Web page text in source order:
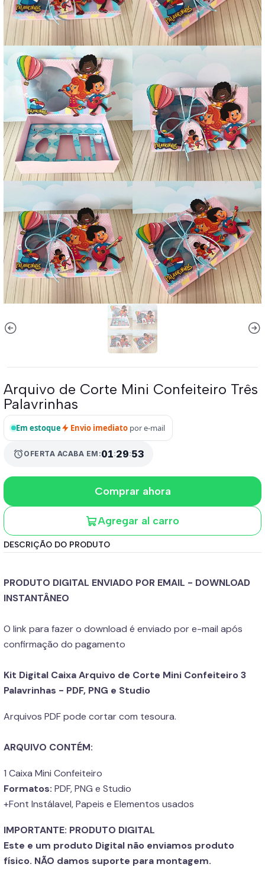
Arquivo de Corte Mini Confeiteiro Três
Palavrinhas
Em estoque Envio imediato por e-mail
alarmOFERTA ACABA EM:01:29:53
Agregar al carro
Comprar ahora
DESCRIÇÃO DO PRODUTO
PRODUTO DIGITAL ENVIADO POR EMAIL - DOWNLOAD
INSTANTÂNEO
O link para fazer o download é enviado por e-mail após
confirmação do pagamento
Kit Digital Caixa Arquivo de Corte Mini Confeiteiro 3
Palavrinhas - PDF, PNG e Studio
Arquivos PDF pode cortar com tesoura.
ARQUIVO CONTÉM:
1 Caixa Mini Confeiteiro
Formatos: PDF, PNG e Studio
+Font Instálavel, Papeis e Elementos usados
IMPORTANTE: PRODUTO DIGITAL
Este e um produto Digital não enviamos produto
físico. NÃO damos suporte para montagem.